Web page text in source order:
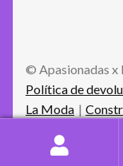
© Apasionadas x
Política de
La Moda